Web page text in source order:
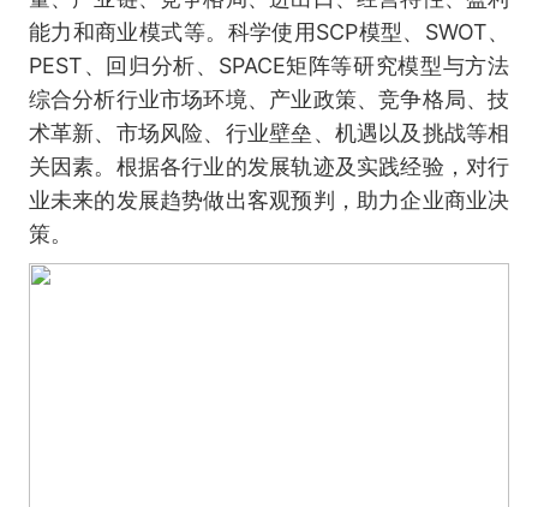
能力和商业模式等。科学使用SCP模型、SWOT、
PEST、回归分析、SPACE矩阵等研究模型与方法
综合分析行业市场环境、产业政策、竞争格局、技
术革新、市场风险、行业壁垒、机遇以及挑战等相
关因素。根据各行业的发展轨迹及实践经验，对行
业未来的发展趋势做出客观预判，助力企业商业决
策。